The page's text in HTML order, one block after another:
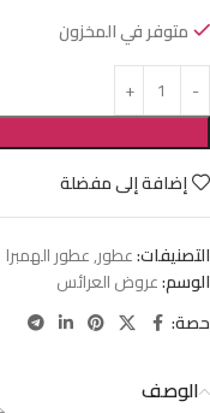
متوفر في المخزون
إضافة إلى مفضلة
التصنيفات:عطور,عطور الهمبرا
الوسم:عروض العرائس
حصة:
الوصف